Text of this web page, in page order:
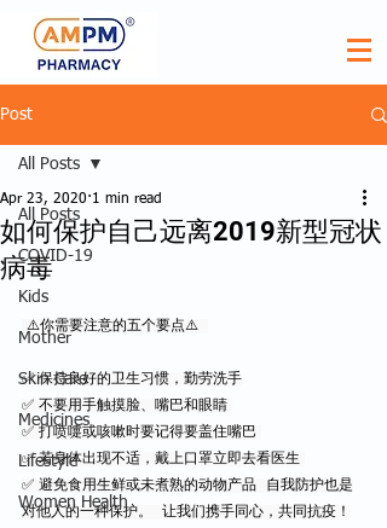
Post
All Posts
COVID-19
Kids
Mother
Skin Care
Medicines
Lifestyle
Women Health
All Posts
如何保护自己远离2019新型冠状
病毒
Apr 23, 2020 1 min read
⚠️你需要注意的五个要点⚠️
✅ 保持良好的卫生习惯，勤劳洗手
✅ 不要用手触摸脸、嘴巴和眼睛
✅ 打喷嚏或咳嗽时要记得要盖住嘴巴
✅ 若身体出现不适，戴上口罩立即去看医生
✅ 避免食用生鲜或未煮熟的动物产品  自我防护也是
对他人的一种保护。  让我们携手同心，共同抗疫！